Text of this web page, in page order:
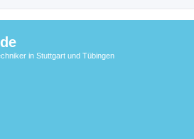
in Stuttgart und Tübingen